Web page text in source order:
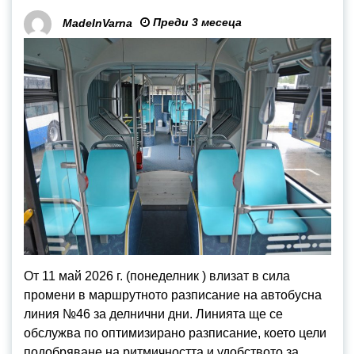
MadeInVarna Преди 3 месеца
От 11 май 2026 г. (понеделник ) влизат в сила
промени в маршрутното разписание на автобусна
линия №46 за делнични дни. Линията ще се
обслужва по оптимизирано разписание, което цели